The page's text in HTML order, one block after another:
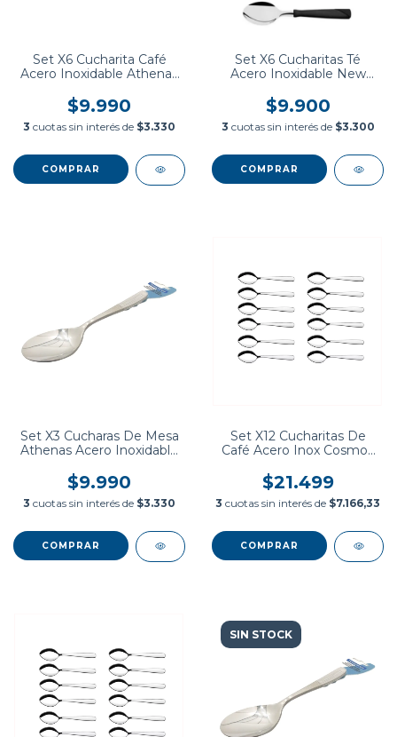
Set X6 Cucharita Café
Acero Inoxidable Athenas
$9.990
3 cuotas sin interés de $3.330
Set X6 Cucharitas Té
Acero Inoxidable New
$9.900
3 cuotas sin interés de $3.300
Set X3 Cucharas De Mesa
Athenas Acero Inoxidable
$9.990
3 cuotas sin interés de $3.330
Set X12 Cucharitas De
Café Acero Inox Cosmos
$21.499
3 cuotas sin interés de $7.166,33
SIN STOCK